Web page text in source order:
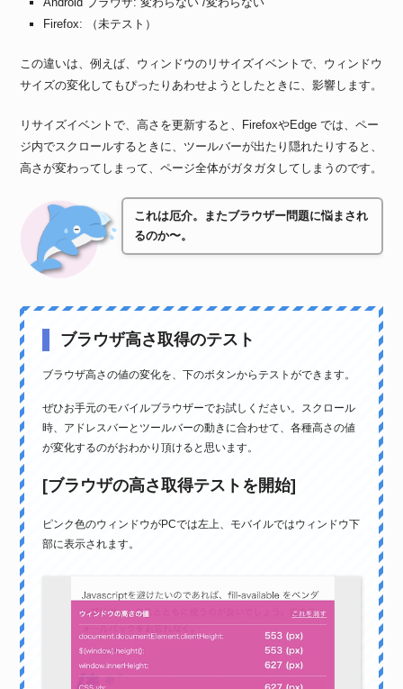
Firefox: （未テスト）
この違いは、例えば、ウィンドウのリサイズイベントで、ウィンドウ
サイズの変化してもぴったりあわせようとしたときに、影響します。
リサイズイベントで、高さを更新すると、FirefoxやEdge では、ペー
ジ内でスクロールするときに、ツールバーが出たり隠れたりすると、
高さが変わってしまって、ページ全体がガタガタしてしまうのです。
これは厄介。またブラウザー問題に悩まされ
るのか〜。
ブラウザ高さ取得のテスト
ブラウザ高さの値の変化を、下のボタンからテストができます。
ぜひお手元のモバイルブラウザーでお試しください。スクロール
時、アドレスバーとツールバーの動きに合わせて、各種高さの値
が変化するのがおわかり頂けると思います。
[ブラウザの高さ取得テストを開始]
ピンク色のウィンドウがPCでは左上、モバイルではウィンドウ下
部に表示されます。